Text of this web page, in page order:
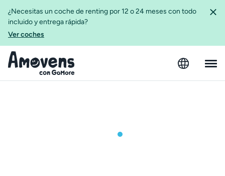
¿Necesitas un coche de renting por 12 o 24 meses con todo
incluido y entrega rápida?
Ver coches